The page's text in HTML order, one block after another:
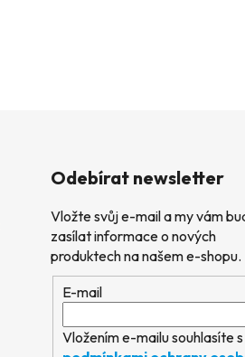
Odebírat newsletter
Vložte svůj e-mail a my vám
zasílat informace o nových
produktech na našem e-shopu.
E-mail
Vložením e-mailu souhlasíte s